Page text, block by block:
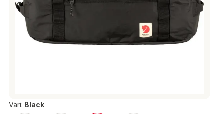
Väri: Black